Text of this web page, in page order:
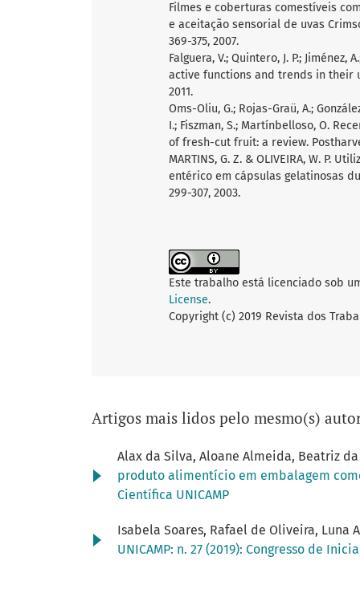
Filmes e coberturas comestíveis
e aceitação sensorial de uvas
369-375, 2007.
Falguera, V.; Quintero, J. P.;
active functions and trends in their
2011.
Oms-Oliu, G.; Rojas-Graü, A.;
I.; Fiszman, S.; Martínbelloso, O.
of fresh-cut fruit: a review.
MARTINS, G. Z. & OLIVEIRA, W. P.
entérico em cápsulas gelatinosas
299-307, 2003.
Este trabalho está licenciado sob
License.
Copyright (c) 2019 Revista dos
Artigos mais lidos pelo mesmo(s)
Alax da Silva, Aloane Almeida, Beatriz
produto alimentício em embalagem
Científica UNICAMP
Isabela Soares, Rafael de Oliveira, Luna
UNICAMP: n. 27 (2019): Congresso de